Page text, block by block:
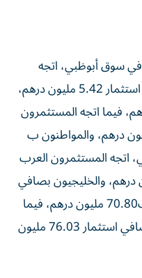
سوق أبوظبي، اتجه
المستثمرون العرب للشراء بصافي استثمار 5.42 مليون درهم،
39.67 مليون درهم، فيما اتجه المستثمرون
للبيع بصافي 21.11 مليون درهم، والمواطنون ب
اتجه المستثمرون العرب
استثمار 4.67 مليون درهم، والخليجيون بصافي
553.94 ألف درهم، والمواطنون ب70.80 مليون درهم، فيما
اتجه المستثمرون الأجانب للبيع بصافي استثمار 76.03 مليون